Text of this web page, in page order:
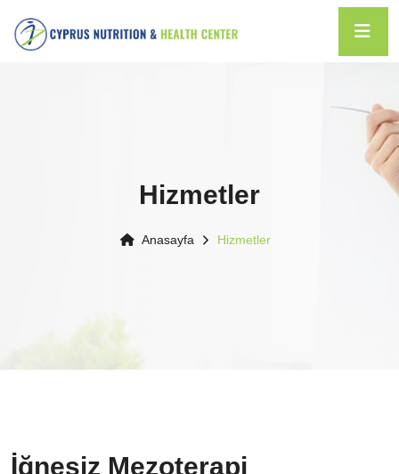
Hizmetler
Anasayfa Hizmetler
İğnesiz Mezoterapi